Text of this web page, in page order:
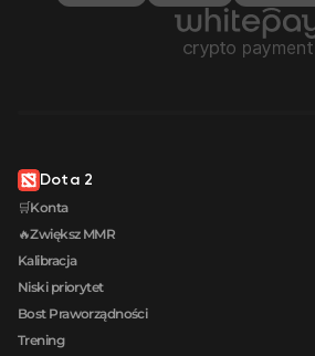
Dota 2
🛒Konta
🔥Zwiększ MMR
Kalibracja
Niski priorytet
Bost Praworządności
Trening